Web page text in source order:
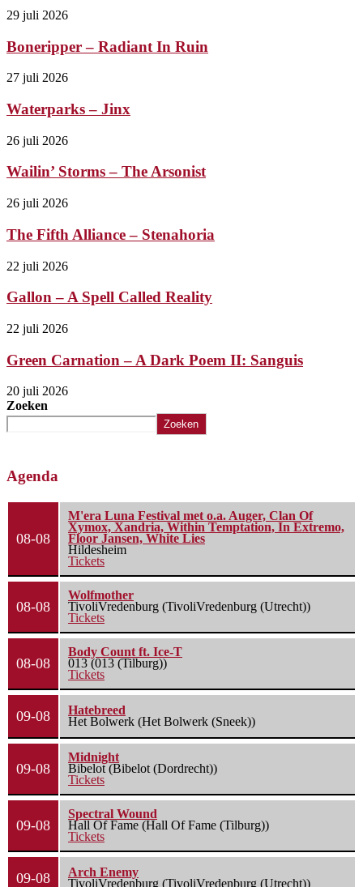
29 juli 2026
Boneripper – Radiant In Ruin
27 juli 2026
Waterparks – Jinx
26 juli 2026
Wailin’ Storms – The Arsonist
26 juli 2026
The Fifth Alliance – Stenahoria
22 juli 2026
Gallon – A Spell Called Reality
22 juli 2026
Green Carnation – A Dark Poem II: Sanguis
20 juli 2026
Zoeken
Zoeken
Agenda
08-08
M'era Luna Festival met o.a. Auger, Clan Of
Xymox, Xandria, Within Temptation, In Extremo,
Floor Jansen, White Lies
Hildesheim
Tickets
08-08
Wolfmother
TivoliVredenburg (TivoliVredenburg (Utrecht))
Tickets
08-08
Body Count ft. Ice-T
013 (013 (Tilburg))
Tickets
09-08
Hatebreed
Het Bolwerk (Het Bolwerk (Sneek))
09-08
Midnight
Bibelot (Bibelot (Dordrecht))
Tickets
09-08
Spectral Wound
Hall Of Fame (Hall Of Fame (Tilburg))
Tickets
09-08
Arch Enemy
TivoliVredenburg (TivoliVredenburg (Utrecht))